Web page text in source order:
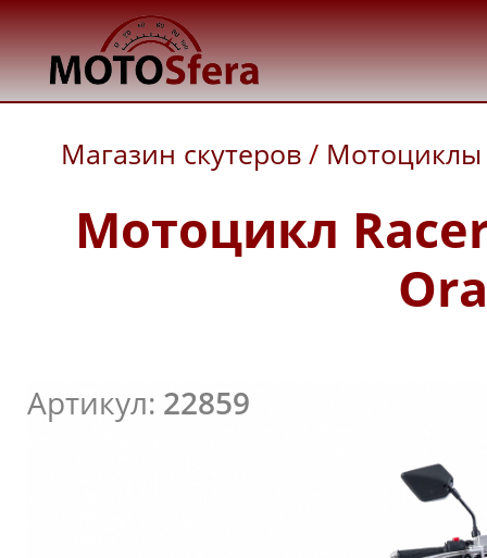
Магазин скутеров / Мотоциклы
Мотоцикл Racer
Артикул: 22859